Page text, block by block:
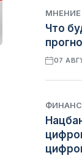
МНЕНИЕ
Что
07